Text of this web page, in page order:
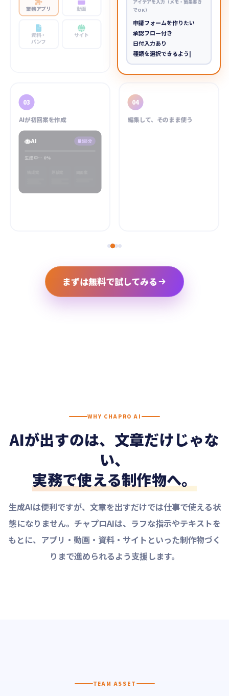
業務アプリ 動画
資料・
パンフ
サイト
アイデアを入力（メモ・箇条書き
でOK）
申請フォームを作りたい
承認フロー付き
日付入力あり
種類を選択できるように
03
AIが初回案を作成
AI 最短5分
生成中… 22%
04
編集して、そのまま使う
まずは無料で試してみる
WHY CHAPRO AI
AIが出すのは、文章だけじゃな
い、
実務で使える制作物へ。
生成AIは便利ですが、文章を出すだけでは仕事で使える状
態になりません。チャプロAIは、ラフな指示やテキストを
もとに、アプリ・動画・資料・サイトといった制作物づく
りまで進められるよう支援します。
TEAM ASSET